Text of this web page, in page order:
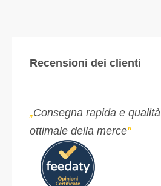
Recensioni dei clienti
„Consegna rapida e qualità
ottimale della merce"